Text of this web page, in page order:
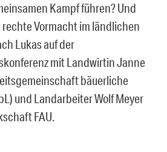
Kampf führen? Und
Vormacht im ländlichen
Lukas auf der
mit Landwirtin Janne
bäuerliche
und Landarbeiter Wolf Meyer
FAU.